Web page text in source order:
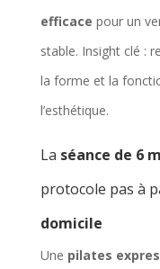
efficace pour un
stable. Insight clé :
la forme et la
l’esthétique.
La séance de 6
protocole pas à
domicile
Une pilates